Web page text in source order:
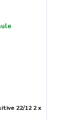
22/12 2 x